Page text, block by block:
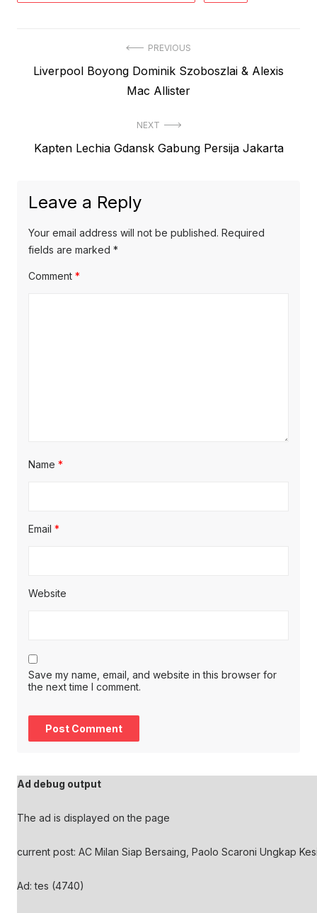
navigation
PREVIOUS
Previous
Liverpool Boyong Dominik Szoboszlai & Alexis
Mac Allister
NEXT
Next
Kapten Lechia Gdansk Gabung Persija Jakarta
Leave a Reply
Your email address will not be published. Required
fields are marked *
Comment *
Name *
Email *
Website
Save my name, email, and website in this browser for
the next time I comment.
Ad debug output
The ad is displayed on the page
current post: AC Milan Siap Bersaing, Paolo Scaroni Ungkap
Ad: tes (4740)